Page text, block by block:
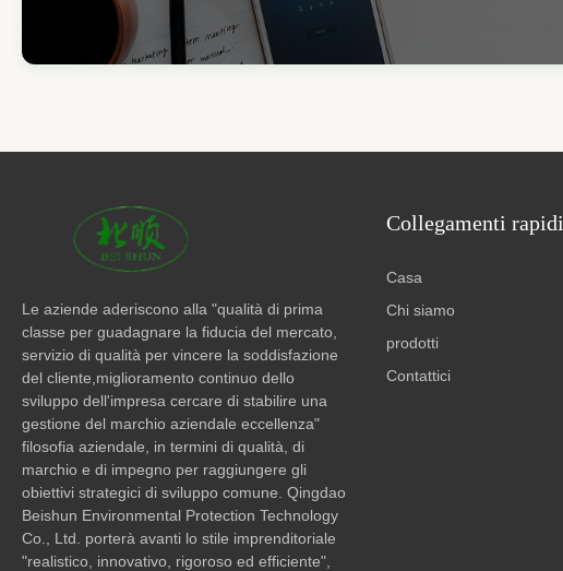
Le aziende aderiscono alla "qualità di prima
classe per guadagnare la fiducia del mercato,
servizio di qualità per vincere la soddisfazione
del cliente,miglioramento continuo dello
sviluppo dell'impresa cercare di stabilire una
gestione del marchio aziendale eccellenza"
filosofia aziendale, in termini di qualità, di
marchio e di impegno per raggiungere gli
obiettivi strategici di sviluppo comune. Qingdao
Beishun Environmental Protection Technology
Co., Ltd. porterà avanti lo stile imprenditoriale
"realistico, innovativo, rigoroso ed efficiente",
Collegamenti rapidi
Casa
Chi siamo
prodotti
Contattici